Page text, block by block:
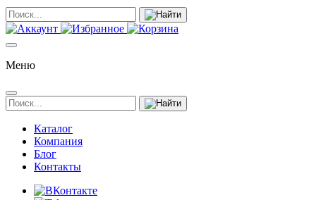
Меню
Каталог
Компания
Блог
Контакты